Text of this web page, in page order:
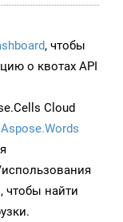
, чтобы
о квотах API
Cloud
Aspose.Words
, чтобы найти